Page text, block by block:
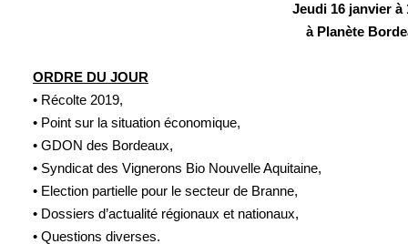
Jeudi 16 janvier à
à Planète
ORDRE DU JOUR
• Récolte 2019,
• Point sur la situation économique,
• GDON des Bordeaux,
• Syndicat des Vignerons Bio Nouvelle Aquitaine,
• Election partielle pour le secteur de Branne,
• Dossiers d’actualité régionaux et nationaux,
• Questions diverses.